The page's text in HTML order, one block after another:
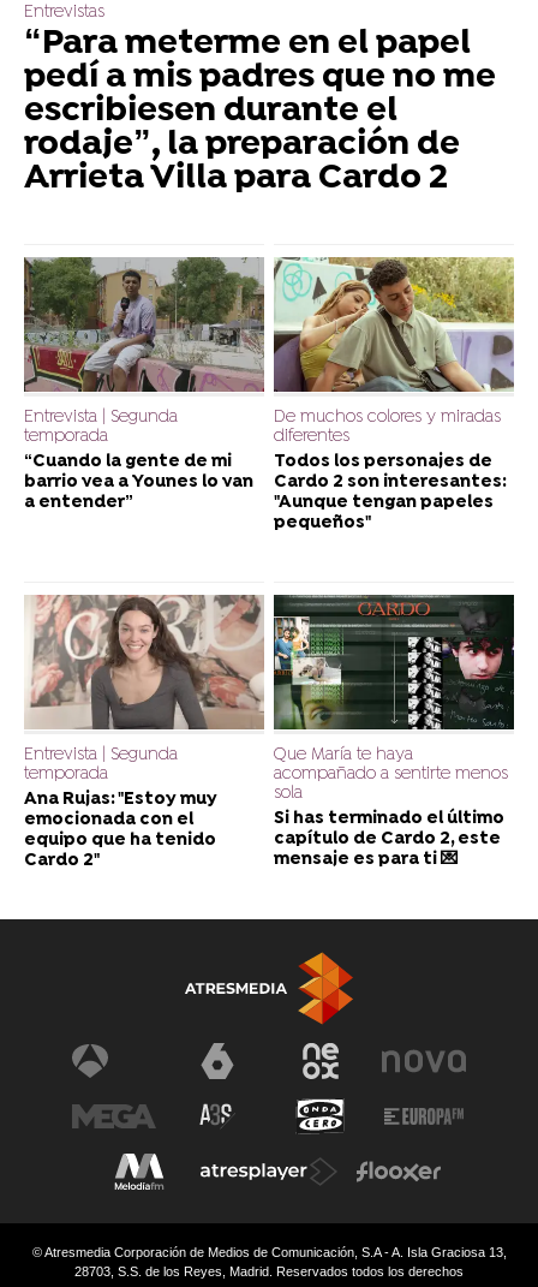
Entrevistas
“Para meterme en el papel
pedí a mis padres que no me
escribiesen durante el
rodaje”, la preparación de
Arrieta Villa para Cardo 2
Entrevista | Segunda
temporada
“Cuando la gente de mi
barrio vea a Younes lo van
a entender”
De muchos colores y miradas
diferentes
Todos los personajes de
Cardo 2 son interesantes:
"Aunque tengan papeles
pequeños"
Entrevista | Segunda
temporada
Ana Rujas: "Estoy muy
emocionada con el
equipo que ha tenido
Cardo 2"
Que María te haya
acompañado a sentirte menos
sola
Si has terminado el último
capítulo de Cardo 2, este
mensaje es para ti 💌
© Atresmedia Corporación de Medios de Comunicación, S.A - A. Isla Graciosa 13,
28703, S.S. de los Reyes, Madrid. Reservados todos los derechos